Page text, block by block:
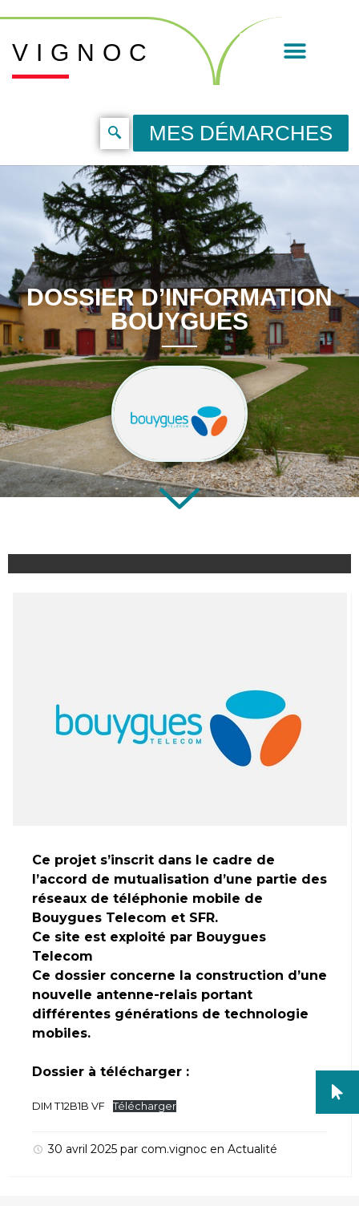
VIGNOC
MES DÉMARCHES
DOSSIER D’INFORMATION
BOUYGUES
Ce projet s’inscrit dans le cadre de
l’accord de mutualisation d’une partie des
réseaux de téléphonie mobile de
Bouygues Telecom et SFR.
Ce site est exploité par Bouygues
Telecom
Ce dossier concerne la construction d’une
nouvelle antenne-relais portant
différentes générations de technologie
mobiles.
Dossier à télécharger :
DIM T12B1B VF Télécharger
30 avril 2025 par com.vignoc en Actualité